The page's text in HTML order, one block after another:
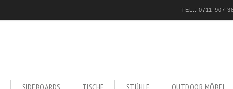
TEL.: 0711-907
SIDEBOARDS TISCHE STÜHLE OUTDOOR MÖBEL